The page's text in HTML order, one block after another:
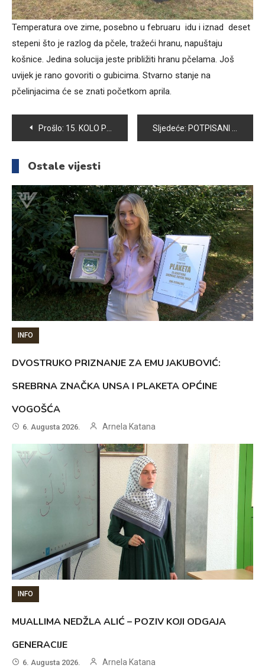
Temperatura ove zime, posebno u februaru idu i iznad deset
stepeni što je razlog da pčele, tražeći hranu, napuštaju
košnice. Jedina solucija jeste približiti hranu pčelama. Još
uvijek je rano govoriti o gubicima. Stvarno stanje na
pčelinjacima će se znati početkom aprila.
Navigacija
članaka
Prošlo: 15. KOLO PRVE FEDERALNE LIGE U KUGLANJU: BROTNJO BOLJI OD VOGOŠĆE Sljedeće: POTPISANI UGOVORI O RASPODJELI FINANSIJSKIH SREDSTAVA SPORTSKIM UDRUŽENJIMA OPĆINE VOGOŠĆA
Ostale vijesti
INFO
DVOSTRUKO PRIZNANJE ZA EMU JAKUBOVIĆ:
SREBRNA ZNAČKA UNSA I PLAKETA OPĆINE
VOGOŠĆA
6. Augusta 2026. Arnela Katana
INFO
MUALLIMA NEDŽLA ALIĆ – POZIV KOJI ODGAJA
GENERACIJE
6. Augusta 2026. Arnela Katana